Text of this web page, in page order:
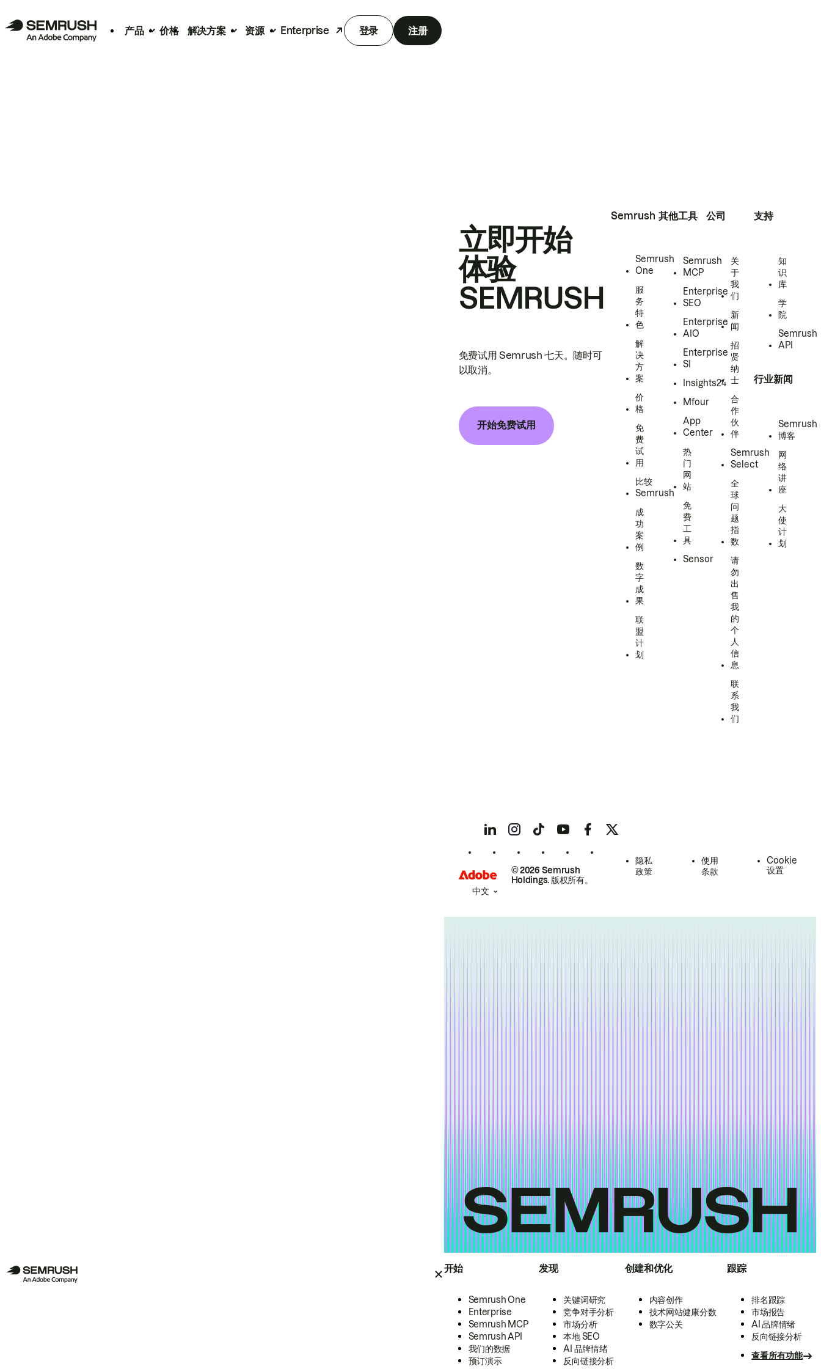
产品 价格 解决方案 资源 Enterprise 登录 注册
开始
Semrush One
Enterprise
Semrush MCP
Semrush API
我们的数据
预订演示
发现
关键词研究
竞争对手分析
市场分析
本地 SEO
AI 品牌情绪
反向链接分析
创建和优化
内容创作
技术网站健康分数
数字公关
跟踪
排名跟踪
市场报告
AI 品牌情绪
反向链接分析
查看所有功能
立即开始
体验
SEMRUSH
免费试用 Semrush 七天。随时可
以取消。
开始免费试用
Semrush
Semrush
One
服
务
特
色
解
决
方
案
价
格
免
费
试
用
比较
Semrush
成
功
案
例
数
字
成
果
联
盟
计
划
其他工具
Semrush
MCP
Enterprise
SEO
Enterprise
AIO
Enterprise
SI
Insights24
Mfour
App
Center
热
门
网
站
免
费
工
具
Sensor
公司
关
于
我
们
新
闻
招
贤
纳
士
合
作
伙
伴
Semrush
Select
全
球
问
题
指
数
请
勿
出
售
我
的
个
人
信
息
联
系
我
们
支持
知
识
库
学
院
Semrush
API
行业新闻
Semrush
博客
网
络
讲
座
大
使
计
划
© 2026 Semrush
Holdings. 版权所有。
隐私
政策
使用
条款
Cookie
设置
中文